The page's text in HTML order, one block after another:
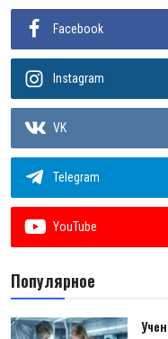
Фотогалерея
ВАК
ИИ
PDF-translator
Статистика
Проблемы Арала
Facebook
Instagram
VK
Telegram
YouTube
Популярное